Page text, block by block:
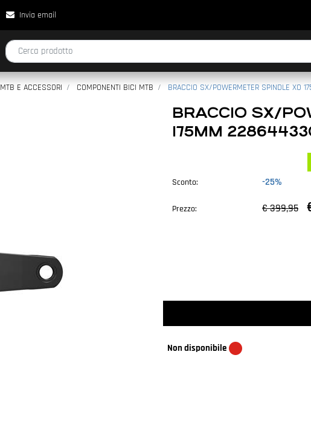
Invia email
La modifica di un filtro aggiorna automaticamente gli altri filtri disponibili.
MTB E ACCESSORI COMPONENTI BICI MTB BRACCIO SX/POWERMETER SPINDLE
BRACCIO SX/
175MM
Sconto:
-25%
Prezzo: € 399,95
Non disponibile